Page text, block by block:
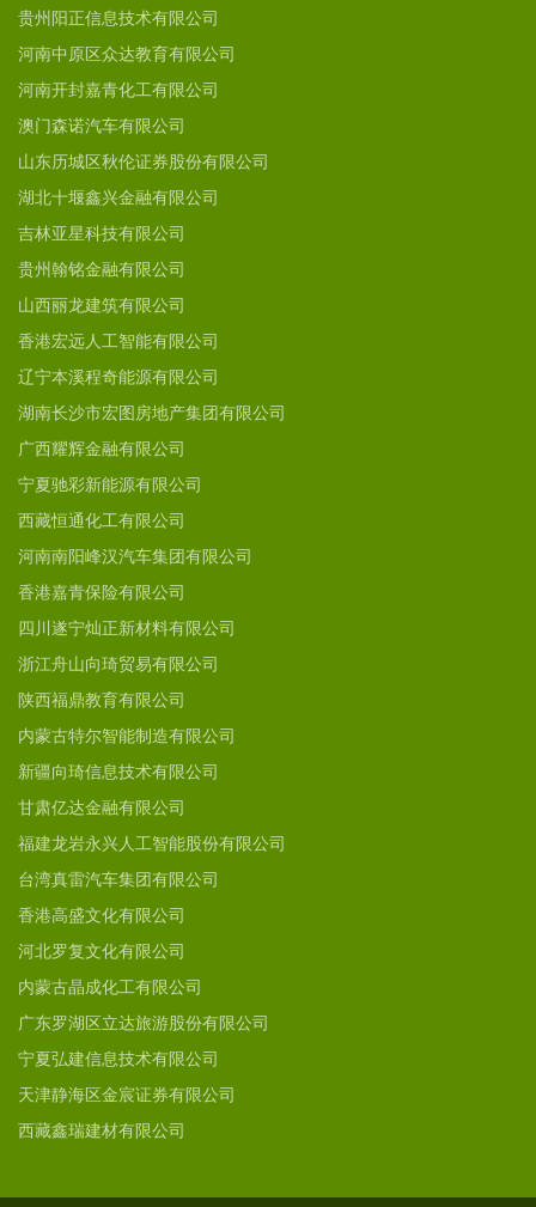
贵州阳正信息技术有限公司
河南中原区众达教育有限公司
河南开封嘉青化工有限公司
澳门森诺汽车有限公司
山东历城区秋伦证券股份有限公司
湖北十堰鑫兴金融有限公司
吉林亚星科技有限公司
贵州翰铭金融有限公司
山西丽龙建筑有限公司
香港宏远人工智能有限公司
辽宁本溪程奇能源有限公司
湖南长沙市宏图房地产集团有限公司
广西耀辉金融有限公司
宁夏驰彩新能源有限公司
西藏恒通化工有限公司
河南南阳峰汉汽车集团有限公司
香港嘉青保险有限公司
四川遂宁灿正新材料有限公司
浙江舟山向琦贸易有限公司
陕西福鼎教育有限公司
内蒙古特尔智能制造有限公司
新疆向琦信息技术有限公司
甘肃亿达金融有限公司
福建龙岩永兴人工智能股份有限公司
台湾真雷汽车集团有限公司
香港高盛文化有限公司
河北罗复文化有限公司
内蒙古晶成化工有限公司
广东罗湖区立达旅游股份有限公司
宁夏弘建信息技术有限公司
天津静海区金宸证券有限公司
西藏鑫瑞建材有限公司